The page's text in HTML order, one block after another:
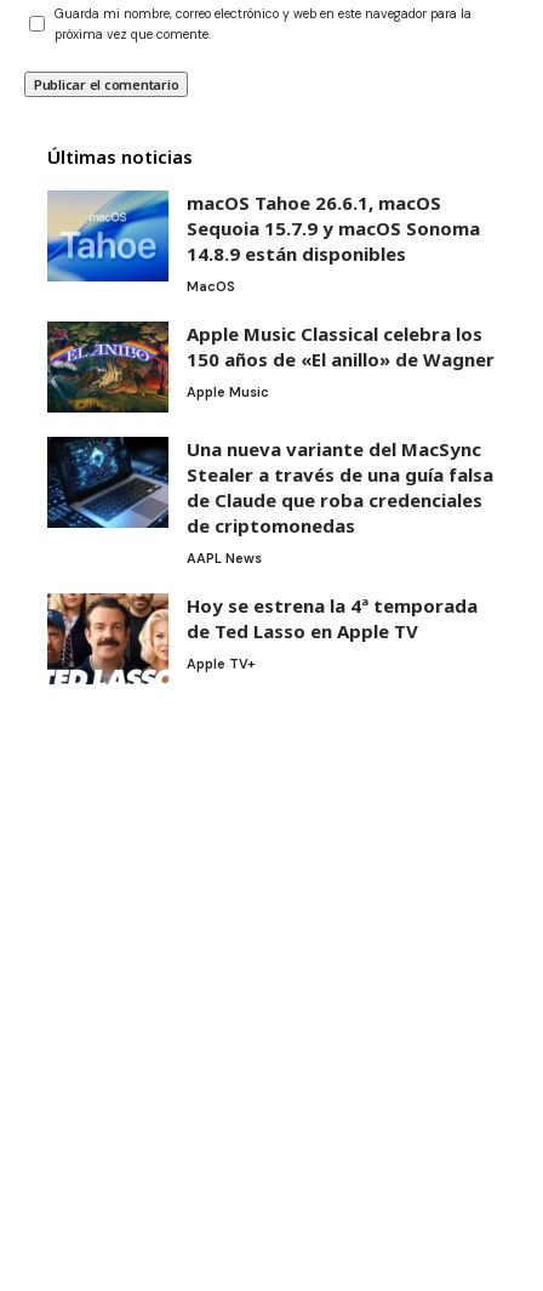
Guarda mi nombre, correo electrónico y web en este navegador para la
próxima vez que comente.
Últimas noticias
macOS Tahoe 26.6.1, macOS
Sequoia 15.7.9 y macOS Sonoma
14.8.9 están disponibles
MacOS
Apple Music Classical celebra los
150 años de «El anillo» de Wagner
Apple Music
Una nueva variante del MacSync
Stealer a través de una guía falsa
de Claude que roba credenciales
de criptomonedas
AAPL News
Hoy se estrena la 4ª temporada
de Ted Lasso en Apple TV
Apple TV+